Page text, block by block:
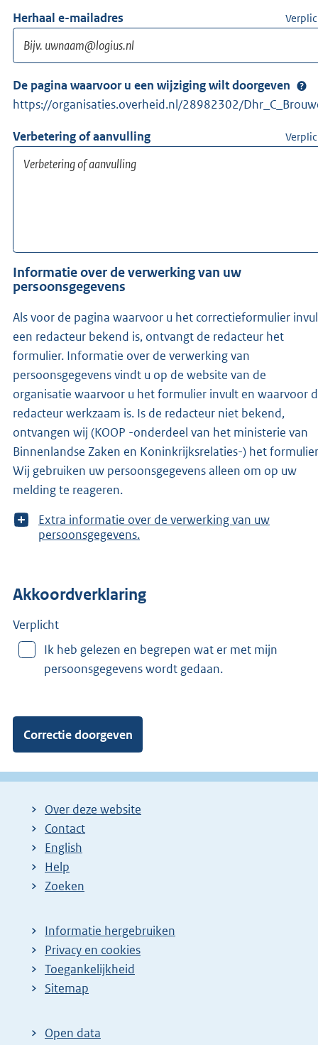
Herhaal e-mailadres
De pagina waarvoor u een wijziging wilt doorgeven
https://organisaties.overheid.nl/28982302/
Verbetering of aanvulling
Informatie over de verwerking van uw
persoonsgegevens
Als voor de pagina waarvoor u het correctieformulier
een redacteur bekend is, ontvangt de redacteur het
formulier. Informatie over de verwerking van
persoonsgegevens vindt u op de website van de
organisatie waarvoor u het formulier invult en waarvoor
redacteur werkzaam is. Is de redacteur niet bekend,
ontvangen wij (KOOP -onderdeel van het ministerie van
Binnenlandse Zaken en Koninkrijksrelaties-) het
Wij gebruiken uw persoonsgegevens alleen om op uw
melding te reageren.
T
o
e
r
n
Extra informatie over de verwerking van uw
persoonsgegevens.
Akkoordverklaring
Verplicht
Ik heb gelezen en begrepen wat er met mijn
persoonsgegevens wordt gedaan.
Over deze website
Contact
English
Help
Zoeken
Informatie hergebruiken
Privacy en cookies
Toegankelijkheid
Sitemap
Open data